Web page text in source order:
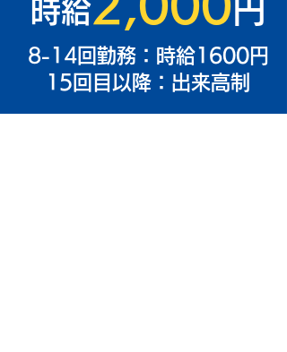
時給 円
8-14回勤務：時給1600円
15回目以降：出来高制